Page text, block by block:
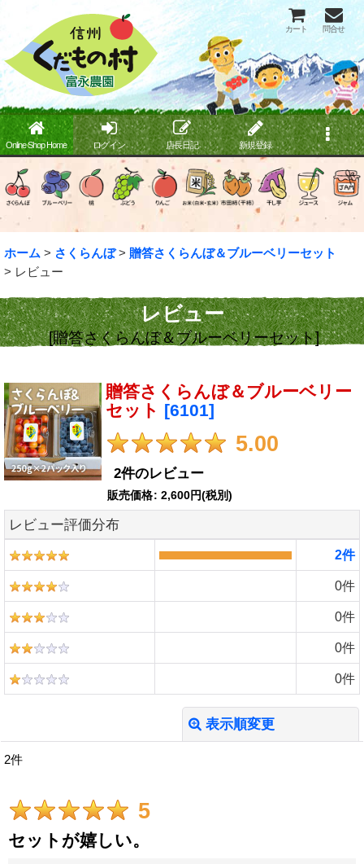
カート 問合せ
Online Shop Home ログイン 店長日記 新規登録
ホーム > さくらんぼ > 贈答さくらんぼ＆ブルーベリーセット
> レビュー
レビュー
[贈答さくらんぼ＆ブルーベリーセット]
贈答さくらんぼ＆ブルーベリー
セット [6101]
5.00
2件のレビュー
販売価格: 2,600円(税別)
レビュー評価分布
2件
0件
0件
0件
0件
表示順変更
レビュー検索
期間:
2件
5
セットが嬉しい。